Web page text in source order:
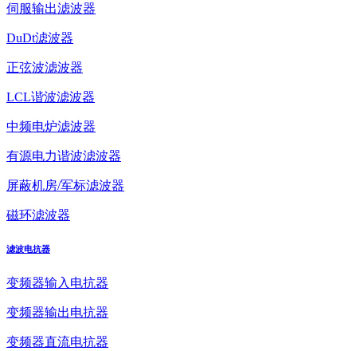
伺服输出滤波器
DuDt滤波器
正弦波滤波器
LCL谐波滤波器
中频电炉滤波器
有源电力谐波滤波器
屏蔽机房/军标滤波器
磁环滤波器
滤波电抗器
变频器输入电抗器
变频器输出电抗器
变频器直流电抗器